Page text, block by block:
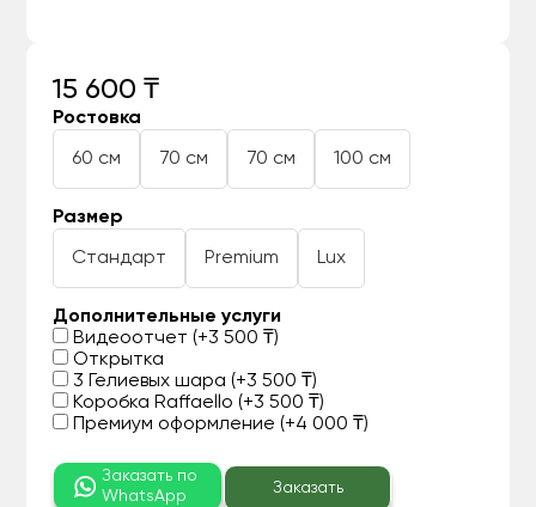
15 600 ₸
Ростовка
60 см 70 см 70 см 100 см
Размер
Стандарт Premium Lux
Дополнительные услуги
Видеоотчет (+3 500 ₸)
Открытка
3 Гелиевых шара (+3 500 ₸)
Коробка Raffaello (+3 500 ₸)
Премиум оформление (+4 000 ₸)
Заказать по
WhatsApp
Заказать